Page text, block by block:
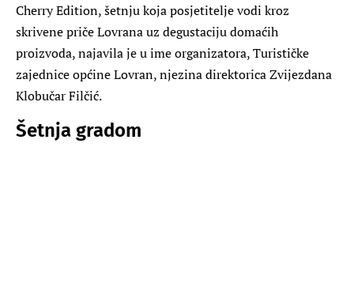
Cherry Edition, šetnju koja posjetitelje vodi kroz
skrivene priče Lovrana uz degustaciju domaćih
proizvoda, najavila je u ime organizatora, Turističke
zajednice općine Lovran, njezina direktorica Zvijezdana
Klobučar Filčić.
Šetnja gradom